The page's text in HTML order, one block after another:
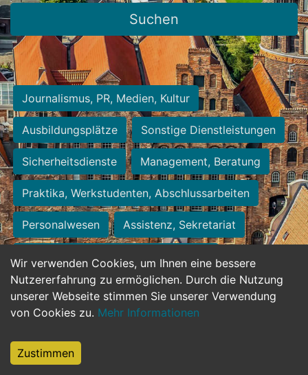
Wir verwenden Cookies, um Ihnen eine bessere
Nutzererfahrung zu ermöglichen. Durch die Nutzung
unserer Webseite stimmen Sie unserer Verwendung
von Cookies zu. Mehr Informationen
Zustimmen
Suchen
Journalismus, PR, Medien, Kultur
Ausbildungsplätze Sonstige Dienstleistungen
Sicherheitsdienste Management, Beratung
Praktika, Werkstudenten, Abschlussarbeiten
Personalwesen Assistenz, Sekretariat
Hilfskräfte, Aushilfs- und Nebenjobs
Einkauf, Logistik, Materialwirtschaft
Weiterbildung, Studium, duale Ausbildung
Tourismus